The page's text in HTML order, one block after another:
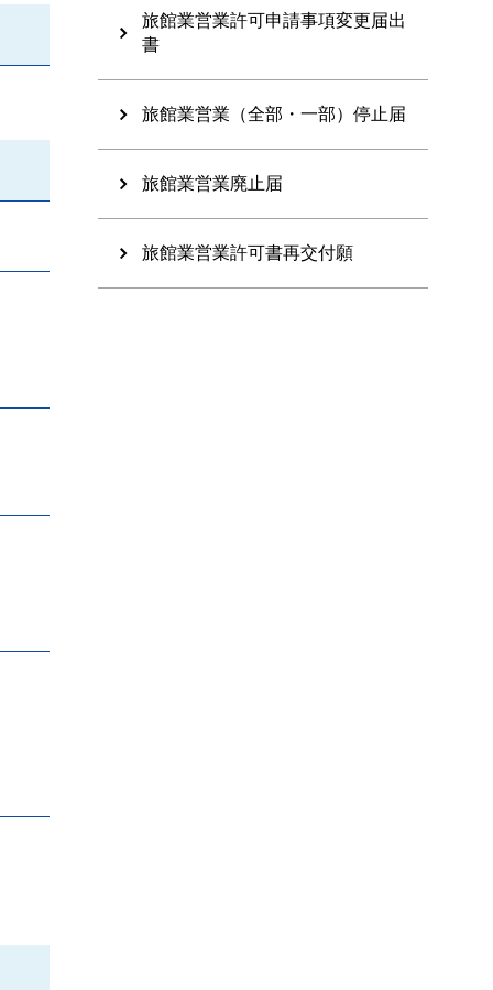
旅館業営業許可申請事項変更届出
書
旅館業営業（全部・一部）停止届
旅館業営業廃止届
旅館業営業許可書再交付願